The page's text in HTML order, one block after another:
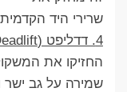
שרירי היד
4. דדליפט (Deadlift):
החזיקו את
שמירה על גב ישר